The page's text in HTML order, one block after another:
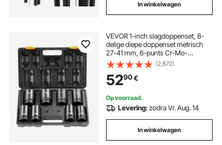
In winkelwagen
VEVOR 1-inch slagdoppenset, 8-
delige diepe doppenset metrisch
27-41 mm, 6-punts Cr-Mo-
gelegeerd staal voor autoreparaties,
inclusief gereedschapskoffer
(2,672)
5290€
Op voorraad.
Levering:zodra Vr. Aug. 14
In winkelwagen